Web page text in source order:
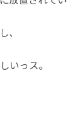
、
いっス。